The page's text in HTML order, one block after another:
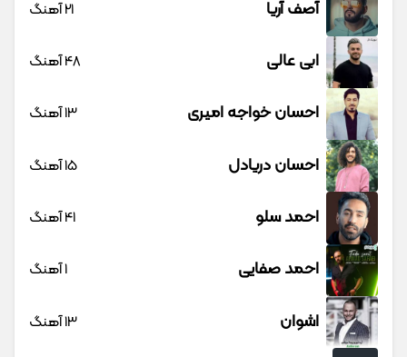
آصف آریا 21 آهنگ
ابی عالی 48 آهنگ
احسان خواجه امیری 13 آهنگ
احسان دریادل 15 آهنگ
احمد سلو 41 آهنگ
احمد صفایی 1 آهنگ
اشوان 13 آهنگ